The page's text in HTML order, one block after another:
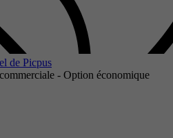
de Picpus
- Option économique